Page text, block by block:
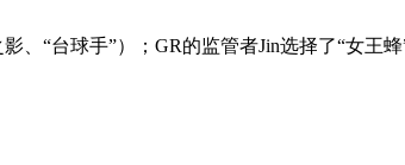
“台球手”）；GR的监管者Jin选择了“女王